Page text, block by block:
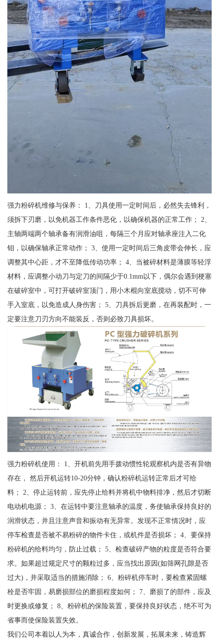
强力粉碎机维修与保养： 1、刀具使用一定时间后，必然失去锋利，
须拆下刃磨，以免机器工作条件恶化，以确保机器的正常工作； 2、
主轴两端两个轴承备有润滑油咀，每隔三个月应对轴承座注入二化
钼，以确保轴承正常动作； 3、使用一定时间后三角皮带会伸长，应
调整其中心距，才不至降低传动功率； 4、当被碎材料是薄膜等轻浮
材料，应调整小动刀与定刀的间隔少于0.1mm以下，偶尔会遇到梗塞
在破碎室中，可打开破碎室顶门，用小木棍向室底搅动，切不可伸
手入室底，以免造成人身伤害； 5、刀具拆后更磨，在再装配时，一
定要注意刀刃方向不能装反，否则必致刀具损坏。
强力粉碎机使用： 1、开机前先用手拨动惯性轮观察机内是否有异物
存在， 然后开机运转10-20分钟，确认粉碎机运转正常后才可给
料； 2、停止运转前，应先停止给料并将机中物料排净，然后才切断
电动机电源； 3、在运转中要注意轴承的温度，务使轴承保持良好的
润滑状态，并且注意声音和振动有无异常。发现不正常情况时，应
停车检查是否被不易粉碎的物件卡住，或机件是否损坏； 4、要保持
粉碎机的给料均匀，防止过载； 5、检查破碎产物的粒度是否符合要
求。如果超过规定尺寸的颗粒过多，应当找出原因(如筛网孔隙是否
过大)，并采取适当的措施消除； 6、粉碎机停车时，要检查紧固螺
栓是否牢固，易磨损部位的磨损程度如何； 7、磨损了的部件，应及
时更换或修复； 8、粉碎机的保险装置，要保持良好状态，绝不可为
省事而使保险装置失效。
我们公司本着以人为本，真诚合作，创新发展，拓展未来，铸造辉